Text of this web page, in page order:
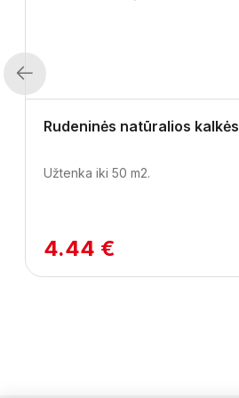
Previous
Rudeninės natūralios kalkės
Užtenka iki 50 m2.
4.44 €